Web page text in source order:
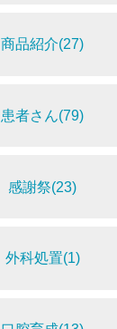
商品紹介(27)
患者さん(79)
感謝祭(23)
外科処置(1)